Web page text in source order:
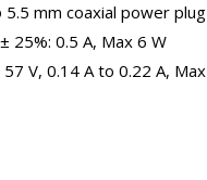
5.5 mm coaxial power
25%: 0.5 A, Max 6 W
V, 0.14 A to 0.22 A,